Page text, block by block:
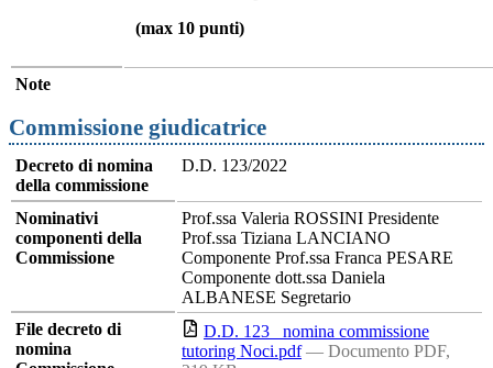
(max 10 punti)
Note
Commissione giudicatrice
Decreto di nomina
della commissione
D.D. 123/2022
Nominativi
componenti della
Commissione
Prof.ssa Valeria ROSSINI Presidente
Prof.ssa Tiziana LANCIANO
Componente Prof.ssa Franca PESARE
Componente dott.ssa Daniela
ALBANESE Segretario
File decreto di
nomina
D.D. 123_ nomina commissione
tutoring Noci.pdf — Documento PDF,